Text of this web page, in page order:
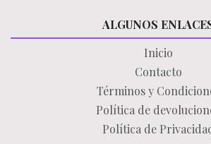
ALGUNOS
Inicio
Contacto
Términos y
Política de
Política de